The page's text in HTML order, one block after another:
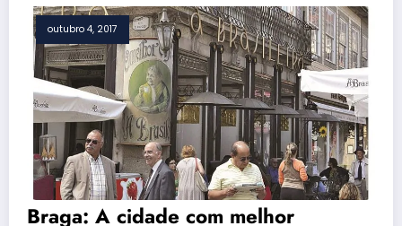
outubro 4, 2017
Braga: A cidade com melhor